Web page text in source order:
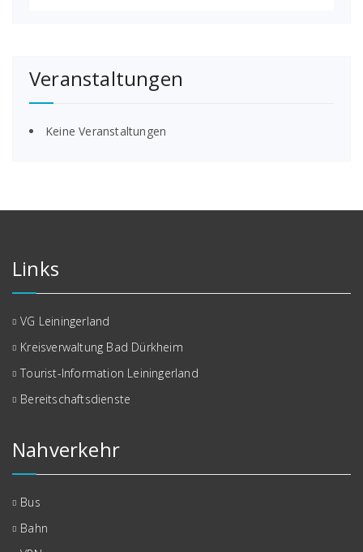
Veranstaltungen
Keine Veranstaltungen
Links
VG Leiningerland
Kreisverwaltung Bad Dürkheim
Tourist-Information Leiningerland
Bereitschaftsdienste
Nahverkehr
Bus
Bahn